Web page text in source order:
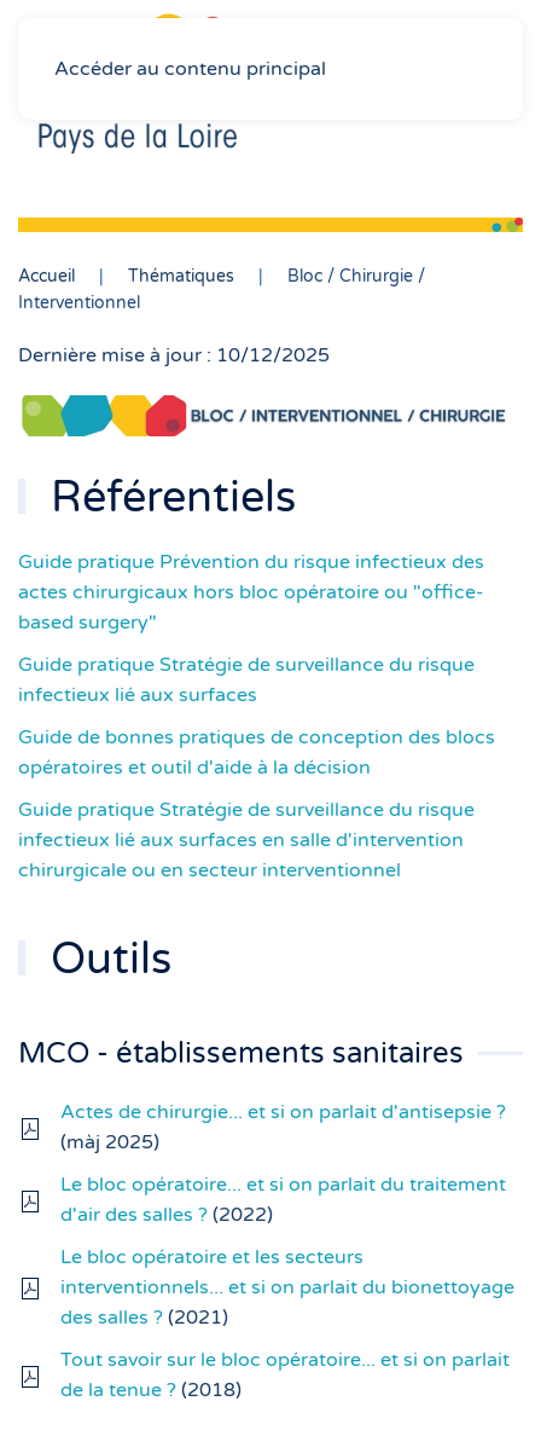
Accéder au contenu principal
Accueil Thématiques
Bloc / Chirurgie /
Interventionnel
Dernière mise à jour : 10/12/2025
Référentiels
Guide pratique Prévention du risque infectieux des
actes chirurgicaux hors bloc opératoire ou "office-
based surgery"
Guide pratique Stratégie de surveillance du risque
infectieux lié aux surfaces
Guide de bonnes pratiques de conception des blocs
opératoires et outil d'aide à la décision
Guide pratique Stratégie de surveillance du risque
infectieux lié aux surfaces en salle d'intervention
chirurgicale ou en secteur interventionnel
Outils
MCO - établissements sanitaires
Actes de chirurgie... et si on parlait d'antisepsie ?
(màj 2025)
Le bloc opératoire... et si on parlait du traitement
d'air des salles ? (2022)
Le bloc opératoire et les secteurs
interventionnels... et si on parlait du bionettoyage
des salles ? (2021)
Tout savoir sur le bloc opératoire... et si on parlait
de la tenue ? (2018)